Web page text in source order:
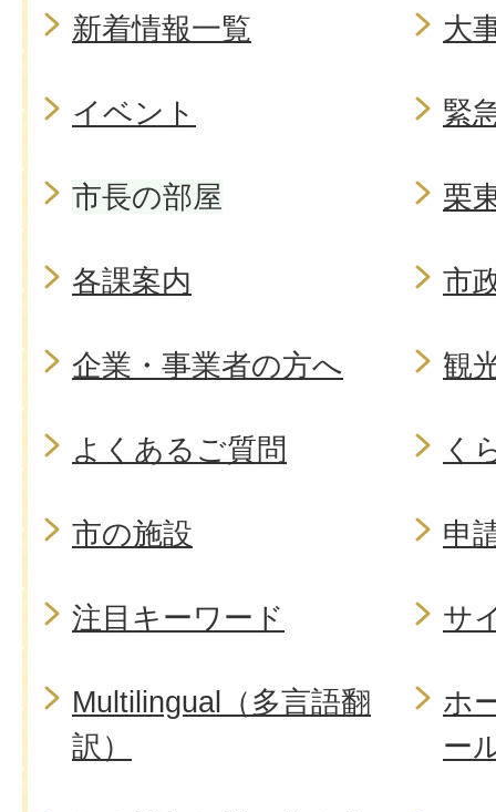
新着情報一覧 大
イベント 緊
市長の部屋 栗
各課案内 市
企業・事業者の方へ 観
よくあるご質問 く
市の施設 申
注目キーワード サ
Multilingual（多言語翻
訳）
ホ
ー